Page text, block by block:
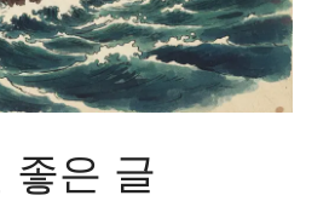
좋은 글